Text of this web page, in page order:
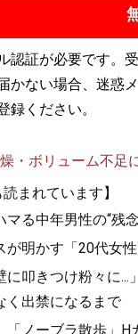
認証が必要です。
かない場合、迷惑
録ください。
・ボリューム不足
まれています】
る中年男性の“残
明かす「20代女
叩きつけ粉々に...
く出禁になるまで
ノーブラ散歩」H